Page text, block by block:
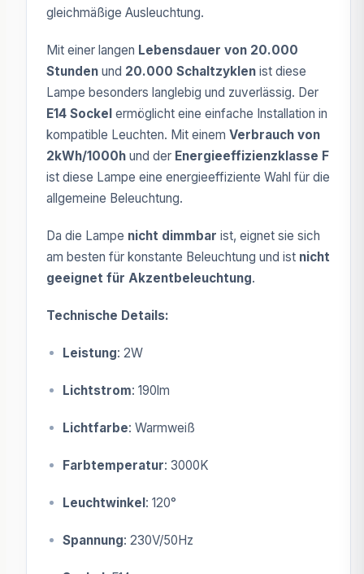
gleichmäßige Ausleuchtung.
Mit einer langen Lebensdauer von 20.000
Stunden und 20.000 Schaltzyklen ist diese
Lampe besonders langlebig und zuverlässig. Der
E14 Sockel ermöglicht eine einfache Installation in
kompatible Leuchten. Mit einem Verbrauch von
2kWh/1000h und der Energieeffizienzklasse F
ist diese Lampe eine energieeffiziente Wahl für die
allgemeine Beleuchtung.
Da die Lampe nicht dimmbar ist, eignet sie sich
am besten für konstante Beleuchtung und ist nicht
geeignet für Akzentbeleuchtung.
Technische Details:
Leistung: 2W
Lichtstrom: 190lm
Lichtfarbe: Warmweiß
Farbtemperatur: 3000K
Leuchtwinkel: 120°
Spannung: 230V/50Hz